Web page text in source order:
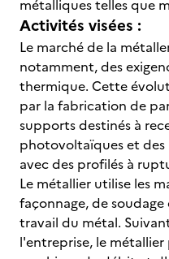
métalliques telles que
Activités visées :
Le marché de la
notamment, des
thermique. Cette
par la fabrication de
supports destinés à
photovoltaïques et des
avec des profilés à
Le métallier utilise les
façonnage, de
travail du métal.
l'entreprise, le